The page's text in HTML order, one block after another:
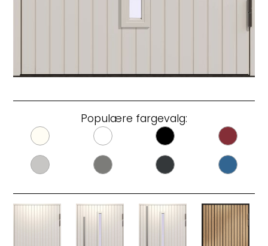
Populære fargevalg: